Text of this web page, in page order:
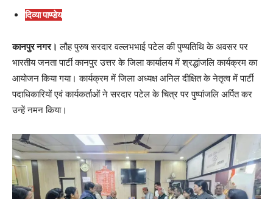
दिव्या पाण्डेय
कानपुर नगर। लौह पुरुष सरदार वल्लभभाई पटेल की पुण्यतिथि के अवसर पर
भारतीय जनता पार्टी कानपुर उत्तर के जिला कार्यालय में श्रद्धांजलि कार्यक्रम का
आयोजन किया गया। कार्यक्रम में जिला अध्यक्ष अनिल दीक्षित के नेतृत्व में पार्टी
पदाधिकारियों एवं कार्यकर्ताओं ने सरदार पटेल के चित्र पर पुष्पांजलि अर्पित कर
उन्हें नमन किया।